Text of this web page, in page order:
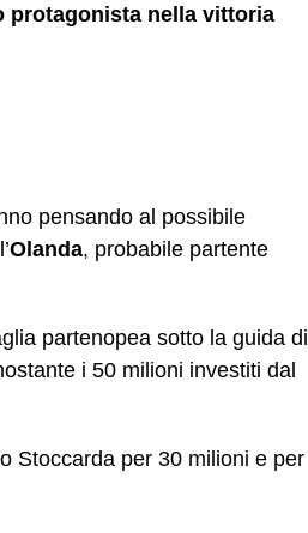
protagonista nella vittoria
pensando al possibile
Olanda, probabile partente
partenopea sotto la guida di
i 50 milioni investiti dal
Stoccarda per 30 milioni e per